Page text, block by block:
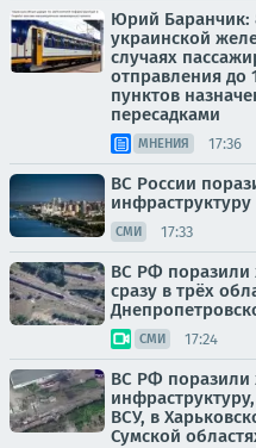
Юрий Баранчик:
украинской
случаях
отправления до
пунктов
пересадками
МНЕНИЯ 17:36
ВС России
инфраструктуру
СМИ 17:33
ВС РФ поразили
сразу в трёх
СМИ 17:24
ВС РФ
ВСУ, в
Сумской